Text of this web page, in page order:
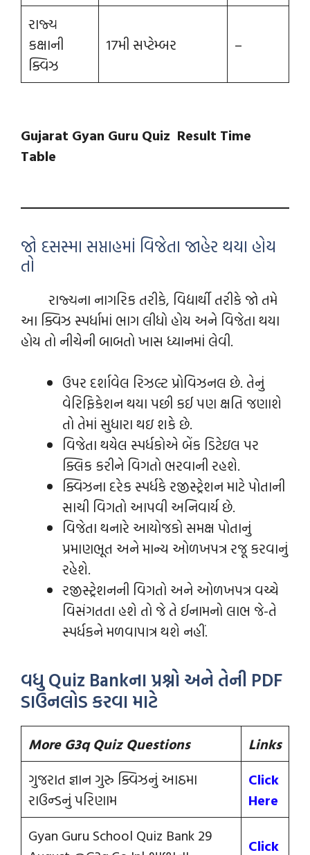
રાજ્ય
કક્ષાની
ક્વિઝ
17મી સપ્ટેમ્બર –
Gujarat Gyan Guru Quiz Result Time
Table
જો દસસ્મા સપ્તાહમાં વિજેતા જાહેર થયા હોય
તો
રાજ્યના નાગરિક તરીકે, વિદ્યાર્થી તરીકે જો તમે
આ ક્વિઝ સ્પર્ધામાં ભાગ લીધો હોય અને વિજેતા થયા
હોય તો નીચેની બાબતો ખાસ ધ્યાનમાં લેવી.
ઉપર દર્શાવેલ રિઝલ્ટ પ્રોવિઝનલ છે. તેનું
વેરિફિકેશન થયા પછી કઈ પણ ક્ષતિ જણાશે
તો તેમાં સુધારા થઇ શકે છે.
વિજેતા થયેલ સ્પર્ધકોએ બેંક ડિટેઇલ પર
ક્લિક કરીને વિગતો ભરવાની રહશે.
ક્વિઝના દરેક સ્પર્ધકે રજીસ્ટ્રેશન માટે પોતાની
સાચી વિગતો આપવી અનિવાર્ય છે.
વિજેતા થનારે આયોજકો સમક્ષ પોતાનું
પ્રમાણભૂત અને માન્ય ઓળખપત્ર રજૂ કરવાનું
રહેશે.
રજીસ્ટ્રેશનની વિગતો અને ઓળખપત્ર વચ્ચે
વિસંગતતા હશે તો જે તે ઈનામનો લાભ જે-તે
સ્પર્ધકને મળવાપાત્ર થશે નહીં.
વધુ Quiz Bankના પ્રશ્નો અને તેની PDF
ડાઉનલોડ કરવા માટે
More G3q Quiz Questions
Links
ગુજરાત જ્ઞાન ગુરુ ક્વિઝનું આઠમા
રાઉન્‍ડનું પરિણામ
Click
Here
Gyan Guru School Quiz Bank 29
Click